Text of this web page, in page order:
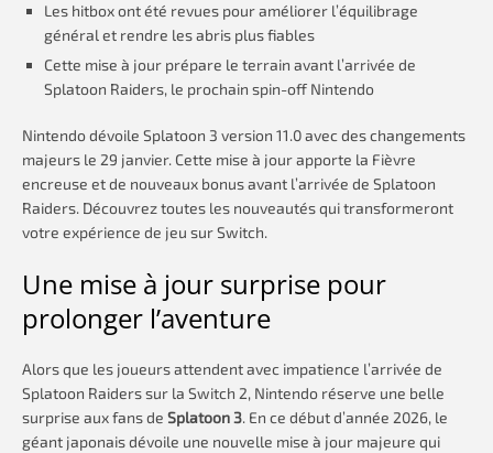
Les hitbox ont été revues pour améliorer l’équilibrage
général et rendre les abris plus fiables
Cette mise à jour prépare le terrain avant l’arrivée de
Splatoon Raiders, le prochain spin-off Nintendo
Nintendo dévoile Splatoon 3 version 11.0 avec des changements
majeurs le 29 janvier. Cette mise à jour apporte la Fièvre
encreuse et de nouveaux bonus avant l’arrivée de Splatoon
Raiders. Découvrez toutes les nouveautés qui transformeront
votre expérience de jeu sur Switch.
Une mise à jour surprise pour
prolonger l’aventure
Alors que les joueurs attendent avec impatience l’arrivée de
Splatoon Raiders sur la Switch 2, Nintendo réserve une belle
surprise aux fans de Splatoon 3. En ce début d’année 2026, le
géant japonais dévoile une nouvelle mise à jour majeure qui